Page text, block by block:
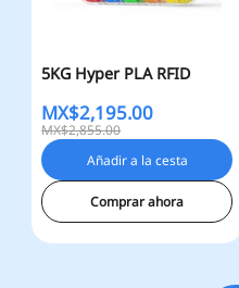
5KG Hyper PLA RFID
MX$2,195.00
MX$2,855.00
Añadir a la cesta
Comprar ahora